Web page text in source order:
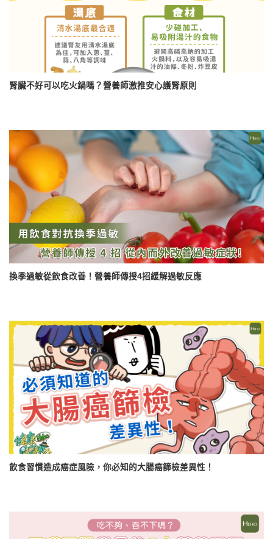
腎臟不好可以吃火鍋嗎？營養師激推安心護腎原則
換季過敏從飲食改善！營養師傳授4招緩解過敏反應
飲食習慣造成癌症風險，你必知的大腸癌篩檢差異性！